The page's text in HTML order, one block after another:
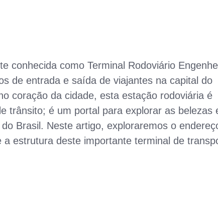
conhecida como Terminal Rodoviário
de entrada e saída de viajantes na capital do
coração da cidade, esta estação rodoviária é
trânsito; é um portal para explorar as belezas
Brasil. Neste artigo, exploraremos o
estrutura deste importante terminal de